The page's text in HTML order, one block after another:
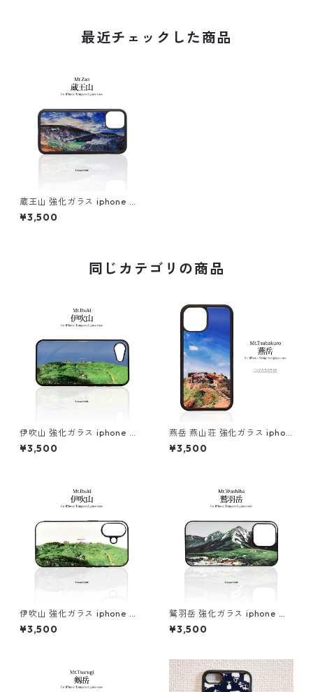
最近チェックした商品
蔵王山 強化ガラス iphone ス
マホケース スマホカバーアウ
トドア 山小屋 登山 山 御釜
¥3,500
同じカテゴリの商品
伊吹山 強化ガラス iphone ス
マホケース スマホカバーアウ
トドア 登山 山 ブルー
¥3,500
燕岳 燕山荘 強化ガラス iphon
e スマホケース スマホカバー
アウトドア 山小屋 登山 山 北
¥3,500
伊吹山 強化ガラス iphone ス
マホケース スマホカバーアウ
トドア 登山 山
¥3,500
鷲羽岳 強化ガラス iphone ス
マホケース スマホカバーアウ
トドア 登山 山
¥3,500